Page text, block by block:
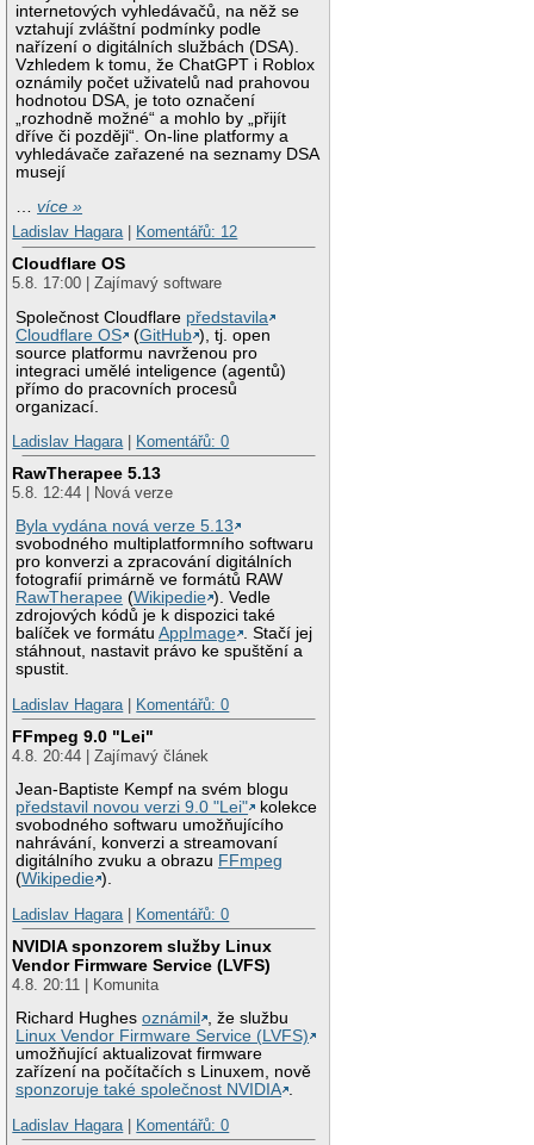
internetových vyhledávačů, na něž se
vztahují zvláštní podmínky podle
nařízení o digitálních službách (DSA).
Vzhledem k tomu, že ChatGPT i Roblox
oznámily počet uživatelů nad prahovou
hodnotou DSA, je toto označení
„rozhodně možné“ a mohlo by „přijít
dříve či později“. On-line platformy a
vyhledávače zařazené na seznamy DSA
musejí
…více »
Ladislav Hagara| Komentářů: 12
Cloudflare OS
5.8. 17:00 | Zajímavý software
Společnost Cloudflare představila
Cloudflare OS
(GitHub ), tj. open
source platformu navrženou pro
integraci umělé inteligence (agentů)
přímo do pracovních procesů
organizací.
Ladislav Hagara| Komentářů: 0
RawTherapee 5.13
5.8. 12:44 | Nová verze
Byla vydána nová verze 5.13
svobodného multiplatformního softwaru
pro konverzi a zpracování digitálních
fotografií primárně ve formátů RAW
RawTherapee (Wikipedie ). Vedle
zdrojových kódů je k dispozici také
balíček ve formátuAppImage . Stačí jej
stáhnout, nastavit právo ke spuštění a
spustit.
Ladislav Hagara| Komentářů: 0
FFmpeg 9.0 "Lei"
4.8. 20:44 | Zajímavý článek
Jean-Baptiste Kempf na svém blogu
představil novou verzi 9.0 "Lei"
kolekce
svobodného softwaru umožňujícího
nahrávání, konverzi a streamovaní
digitálního zvuku a obrazu FFmpeg
(Wikipedie ).
Ladislav Hagara| Komentářů: 0
NVIDIA sponzorem služby Linux
Vendor Firmware Service (LVFS)
4.8. 20:11 | Komunita
Richard Hughesoznámil
, že službu
Linux Vendor Firmware Service (LVFS)
umožňující aktualizovat firmware
zařízení na počítačích s Linuxem, nově
sponzoruje také společnost NVIDIA .
Ladislav Hagara| Komentářů: 0